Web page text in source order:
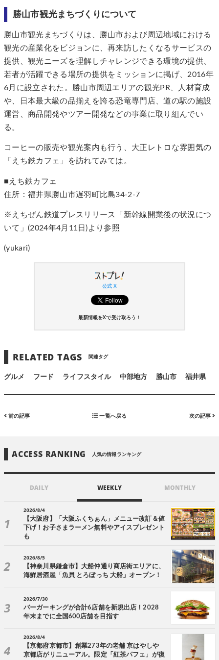
勝山市観光まちづくりについて
勝山市観光まちづくりは、勝山市および周辺地域における
観光の産業化をビジョンに、再来訪したくなるサービスの
提供、観光ニーズを理解しチャレンジできる環境の提供、
若者が活躍できる場所の提供をミッションに掲げ、2016年
6月に設立された。勝山市周辺エリアの観光PR、人材育成
や、日本最大級の品揃えを誇る恐竜専門店、道の駅の施設
運営、商品開発やツアー開発などの事業に取り組んでい
る。
コーヒーの販売や観光案内も行う、大正レトロな雰囲気の
「えち鉄カフェ」を訪れてみては。
■えち鉄カフェ
住所：福井県勝山市遅羽町比島34-2-7
※えちぜん鉄道プレスリリース「新幹線開業後の状況につ
いて」(2024年4月11日)より参照
(yukari)
公式 X
最新情報をXで受け取ろう！
RELATED TAGS 関連タグ
グルメ フード ライフスタイル 中部地方 勝山市 福井県
前の記事 一覧へ戻る 次の記事
ACCESS RANKING 人気の情報ランキング
DAILY WEEKLY MONTHLY
2026/8/4
【大阪府】「大阪ふくちぁん」メニュー改訂＆値
下げ！お子さまラーメン無料やアイスプレゼント
も
2026/8/5
【神奈川県鎌倉市】大船仲通り商店街エリアに、
海鮮居酒屋「魚貝 とろぼっち 大船」オープン！
2026/7/30
バーガーキングが合計6店舗を新規出店！2028
年末までに全国600店舗を目指す
2026/8/4
【京都府京都市】創業273年の老舗 京はやしや
京都店がリニューアル。限定「紅茶パフェ」が復